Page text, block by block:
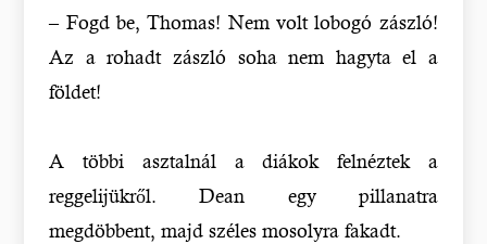
– Fogd be, Thomas! Nem volt lobogó zászló!
Az a rohadt zászló soha nem hagyta el a
földet!
A többi asztalnál a diákok felnéztek a
reggelijükről. Dean egy pillanatra
megdöbbent, majd széles mosolyra fakadt.